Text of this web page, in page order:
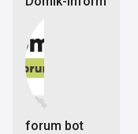


forum bot